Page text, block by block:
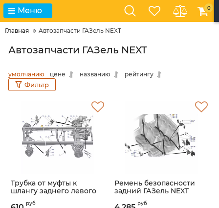
Меню 0
Главная Автозапчасти ГАЗель NEXT
Автозапчасти ГАЗель NEXT
умолчанию цене названию рейтингу
Фильтр
Трубка от муфты к
шлангу заднего левого
тормоза ГАЗель NEXT
руб
Ремень безопасности
задний ГАЗель NEXT
(Сосновскавтокомплект
руб